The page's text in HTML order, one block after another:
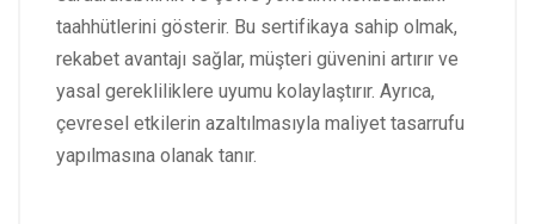
taahhütlerini gösterir. Bu sertifikaya sahip olmak,
rekabet avantajı sağlar, müşteri güvenini artırır ve
yasal gerekliliklere uyumu kolaylaştırır. Ayrıca,
çevresel etkilerin azaltılmasıyla maliyet tasarrufu
yapılmasına olanak tanır.